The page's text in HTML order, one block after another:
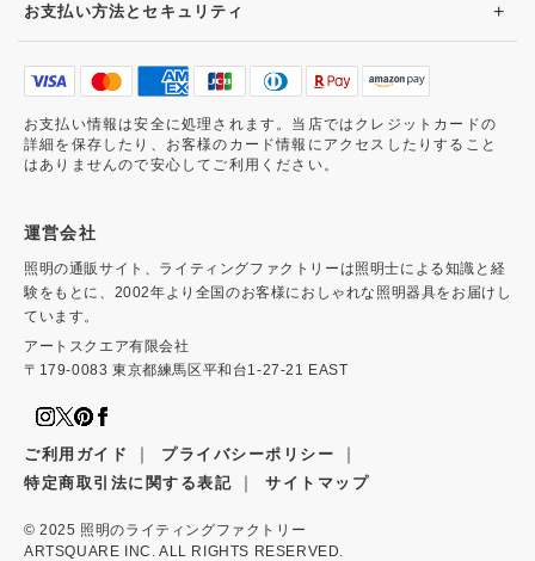
お支払い方法とセキュリティ +
お支払い情報は安全に処理されます。当店ではクレジットカードの
詳細を保存したり、お客様のカード情報にアクセスしたりすること
はありませんので安心してご利用ください。
運営会社
照明の通販サイト、ライティングファクトリーは照明士による知識と経
験をもとに、2002年より全国のお客様におしゃれな照明器具をお届けし
ています。
アートスクエア有限会社
〒179-0083 東京都練馬区平和台1-27-21 EAST
ご利用ガイド ｜ プライバシーポリシー ｜
特定商取引法に関する表記 ｜ サイトマップ
© 2025 照明のライティングファクトリー
ARTSQUARE INC. ALL RIGHTS RESERVED.